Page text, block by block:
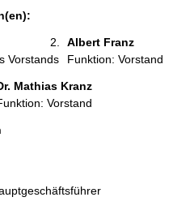
Vorstands
Albert Franz
Funktion: Vorstand
Mathias Kranz
Vorstand